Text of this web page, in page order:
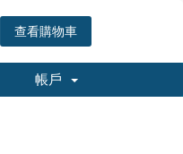
查看購物車
帳戶